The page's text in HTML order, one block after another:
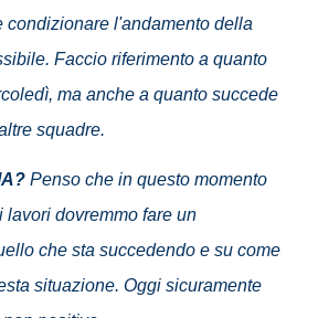
condizionare l'andamento della
Faccio riferimento a quanto
ma anche a quanto succede
squadre.
Penso che in questo momento
lavori dovremmo fare un
che sta succedendo e su come
situazione. Oggi sicuramente